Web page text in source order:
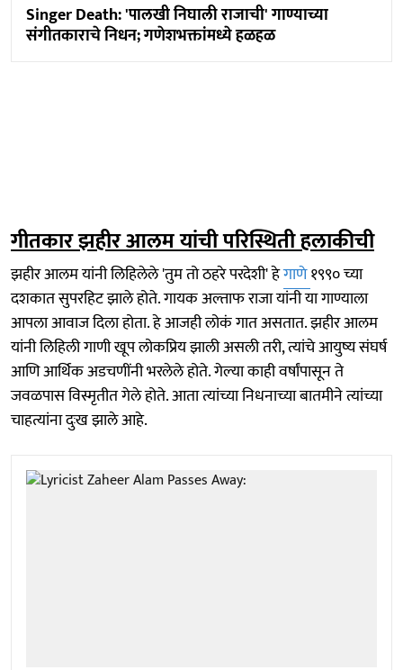
Singer Death: 'पालखी निघाली राजाची' गाण्याच्या
संगीतकाराचे निधन; गणेशभक्तांमध्ये हळहळ
गीतकार झहीर आलम यांची परिस्थिती हलाकीची
झहीर आलम यांनी लिहिलेले 'तुम तो ठहरे परदेशी' हेगाणे१९९० च्या
दशकात सुपरहिट झाले होते. गायक अल्ताफ राजा यांनी या गाण्याला
आपला आवाज दिला होता. हे आजही लोकं गात असतात. झहीर आलम
यांनी लिहिली गाणी खूप लोकप्रिय झाली असली तरी, त्यांचे आयुष्य संघर्ष
आणि आर्थिक अडचणींनी भरलेले होते. गेल्या काही वर्षांपासून ते
जवळपास विस्मृतीत गेले होते. आता त्यांच्या निधनाच्या बातमीने त्यांच्या
चाहत्यांना दुःख झाले आहे.